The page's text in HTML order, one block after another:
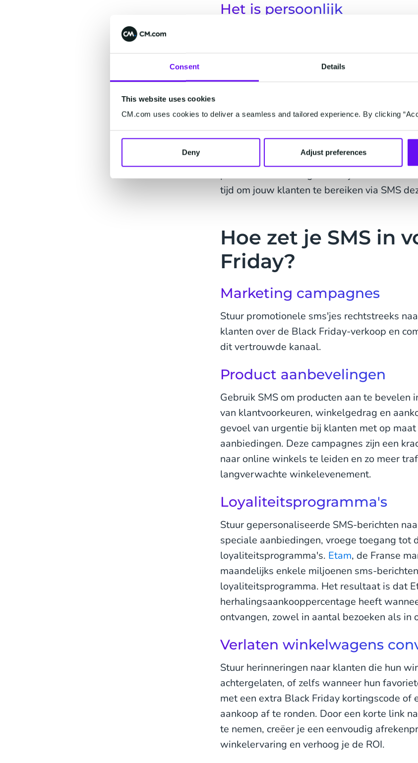
Consent Details
This website uses cookies
CM.com uses cookies to deliver a seamless and tailored experience. By clicking
Deny Adjust preferences
Het is persoonlijk
personaliseren en op maat gemaakte
basis van eerdere winkelervaringen - een
Het is snel in gebruik
Met SMS van CM.com kun je eenvoudig en
versturen. Met slechts een paar snelle
promoties en kortingen naar jouw mobiele
tijd om jouw klanten te bereiken via SMS
Hoe zet je SMS in
Friday?
Marketing campagnes
Stuur promotionele sms'jes rechtstreeks
klanten over de Black Friday-verkoop en
dit vertrouwde kanaal.
Product aanbevelingen
Gebruik SMS om producten aan te bevelen
van klantvoorkeuren, winkelgedrag en
gevoel van urgentie bij klanten met op
aanbiedingen. Deze campagnes zijn een
naar online winkels te leiden en zo meer
langverwachte winkelevenement.
Loyaliteitsprogramma's
Stuur gepersonaliseerde SMS-berichten
speciale aanbiedingen, vroege toegang tot
loyaliteitsprogramma's. Etam, de Franse
maandelijks enkele miljoenen sms-
loyaliteitsprogramma. Het resultaat is dat
herhalingsaankooppercentage heeft
ontvangen, zowel in aantal bezoeken als in
Verlaten winkelwagens
Stuur herinneringen naar klanten die hun
achtergelaten, of zelfs wanneer hun
met een extra Black Friday kortingscode of
aankoop af te ronden. Door een korte link
te nemen, creëer je een eenvoudig
winkelervaring en verhoog je de ROI.